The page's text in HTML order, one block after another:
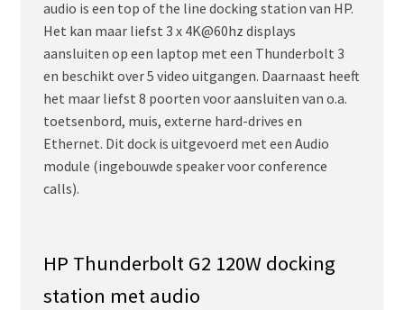
audio is een top of the line docking station van HP.
Het kan maar liefst 3 x 4K@60hz displays
aansluiten op een laptop met een Thunderbolt 3
en beschikt over 5 video uitgangen. Daarnaast heeft
het maar liefst 8 poorten voor aansluiten van o.a.
toetsenbord, muis, externe hard-drives en
Ethernet. Dit dock is uitgevoerd met een Audio
module (ingebouwde speaker voor conference
calls).
HP Thunderbolt G2 120W docking
station met audio